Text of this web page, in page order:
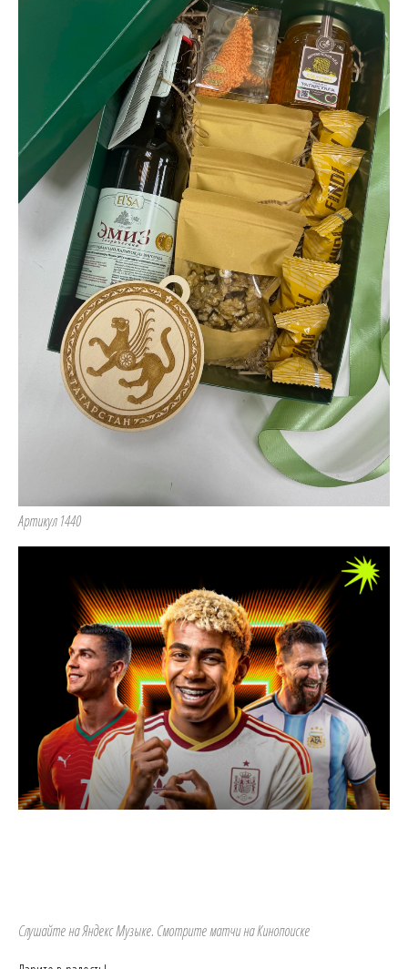
Артикул 1440
Слушайте на Яндекс Музыке. Смотрите матчи на Кинопоиске